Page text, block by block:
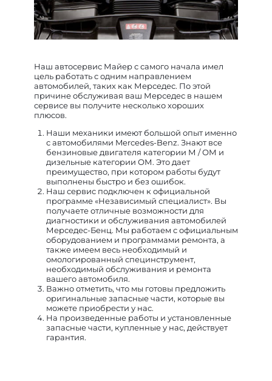
Наш автосервис Майер с самого начала имел
цель работать с одним направлением
автомобилей, таких как Мерседес. По этой
причине обслуживая ваш Мерседес в нашем
сервисе вы получите несколько хороших
плюсов.
Наши механики имеют большой опыт именно
с автомобилями Mercedes-Benz. Знают все
бензиновые двигателя категории М / ОМ и
дизельные категории ОМ. Это дает
преимущество, при котором работы будут
выполнены быстро и без ошибок.
Наш сервис подключен к официальной
программе «Независимый специалист». Вы
получаете отличные возможности для
диагностики и обслуживания автомобилей
Мерседес-Бенц. Мы работаем с официальным
оборудованием и программами ремонта, а
также имеем весь необходимый и
омологированный специнструмент,
необходимый обслуживания и ремонта
вашего автомобиля.
Важно отметить, что мы готовы предложить
оригинальные запасные части, которые вы
можете приобрести у нас.
На произведенные работы и установленные
запасные части, купленные у нас, действует
гарантия.